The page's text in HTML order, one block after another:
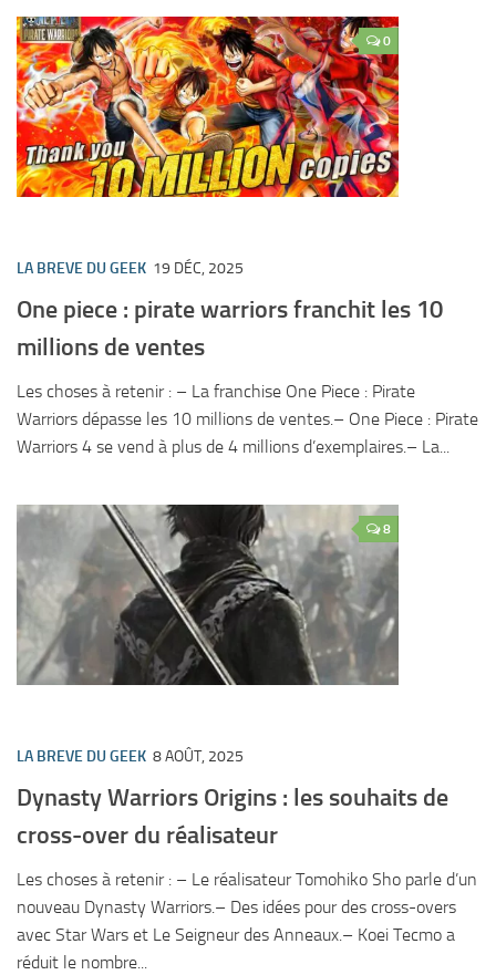
0
LA BREVE DU GEEK 19 DÉC, 2025
One piece : pirate warriors franchit les 10
millions de ventes
Les choses à retenir : – La franchise One Piece : Pirate
Warriors dépasse les 10 millions de ventes.– One Piece : Pirate
Warriors 4 se vend à plus de 4 millions d’exemplaires.– La...
8
LA BREVE DU GEEK 8 AOÛT, 2025
Dynasty Warriors Origins : les souhaits de
cross-over du réalisateur
Les choses à retenir : – Le réalisateur Tomohiko Sho parle d’un
nouveau Dynasty Warriors.– Des idées pour des cross-overs
avec Star Wars et Le Seigneur des Anneaux.– Koei Tecmo a
réduit le nombre...